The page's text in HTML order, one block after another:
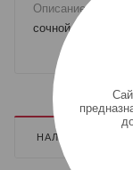
Описание вкуса
сочной начинкой
НАЛИЧИЕ